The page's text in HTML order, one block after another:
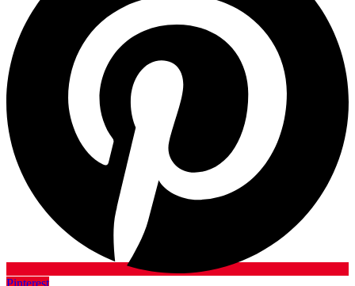
Pinterest